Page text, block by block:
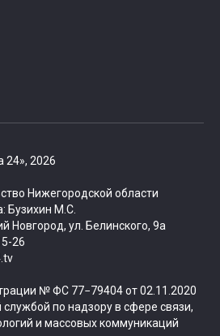
24», 2026
Нижегородской области
Бузихин М.С.
Новгород, ул. Белинского, 9а
26
№ ФС 77−79404 от 02.11.2020
по надзору в сфере связи,
и массовых коммуникаций